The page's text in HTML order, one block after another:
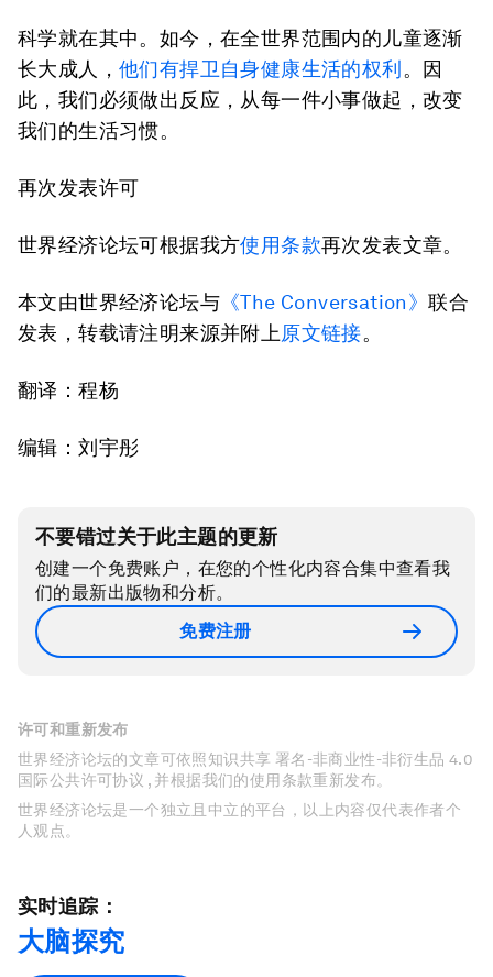
科学就在其中。如今，在全世界范围内的儿童逐渐
长大成人， 他们有捍卫自身健康生活的权利 。因
此，我们必须做出反应，从每一件小事做起，改变
我们的生活习惯。
再次发表许可
世界经济论坛可根据我方使用条款再次发表文章。
本文由世界经济论坛与 《The Conversation》联合
发表，转载请注明来源并附上原文链接。
翻译：程杨
编辑：刘宇彤
不要错过关于此主题的更新
创建一个免费账户，在您的个性化内容合集中查看我
们的最新出版物和分析。
免费注册
许可和重新发布
世界经济论坛的文章可依照知识共享 署名-非商业性-非衍生品 4.0
国际公共许可协议 , 并根据我们的使用条款重新发布。
世界经济论坛是一个独立且中立的平台，以上内容仅代表作者个
人观点。
实时追踪：
大脑探究